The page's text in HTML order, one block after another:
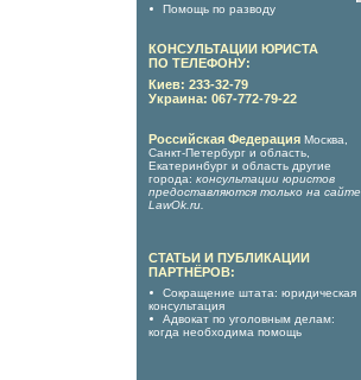
Помощь по разводу
КОНСУЛЬТАЦИИ ЮРИСТА
ПО ТЕЛЕФОНУ:
Киев: 233-32-79
Украина: 067-772-79-22
Российская Федерация Москва,
Санкт-Петербург и область,
Екатеринбург и область другие
города: консультации юристов
предоставляются только на сайте
LawOk.ru
СТАТЬИ И ПУБЛИКАЦИИ
ПАРТНЁРОВ:
Сокращение штата: юридическая
консультация
Адвокат по уголовным делам:
когда необходима помощь